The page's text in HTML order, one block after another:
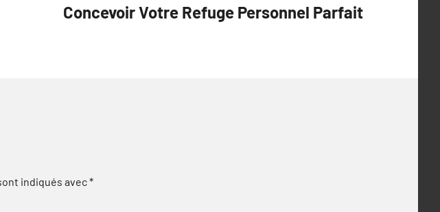
Concevoir Votre Refuge Personnel Parfait
indiqués avec*